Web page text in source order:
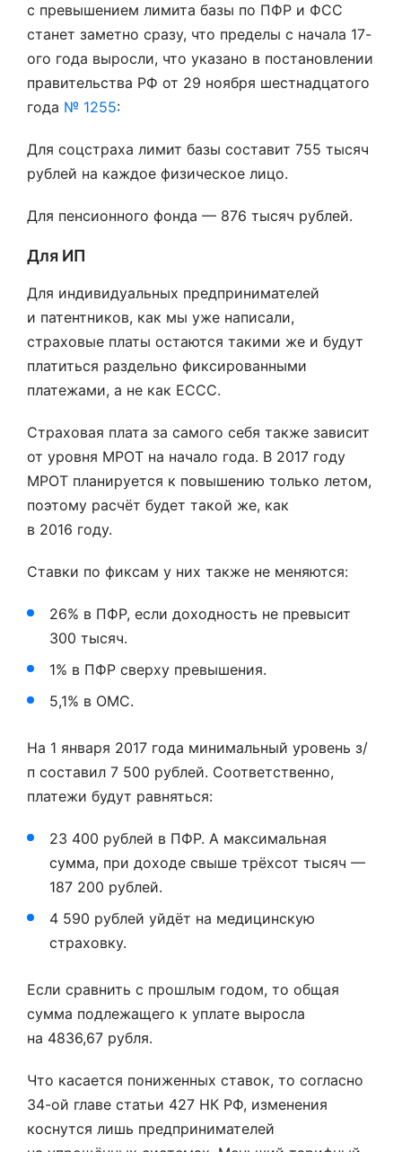
с превышением лимита базы по ПФР и ФСС
станет заметно сразу, что пределы с начала 17-
ого года выросли, что указано в постановлении
правительства РФ от 29 ноября шестнадцатого
года № 1255:
Для соцстраха лимит базы составит 755 тысяч
рублей на каждое физическое лицо.
Для пенсионного фонда — 876 тысяч рублей.
Для ИП
Для индивидуальных предпринимателей
и патентников, как мы уже написали,
страховые платы остаются такими же и будут
платиться раздельно фиксированными
платежами, а не как ЕССС.
Страховая плата за самого себя также зависит
от уровня МРОТ на начало года. В 2017 году
МРОТ планируется к повышению только летом,
поэтому расчёт будет такой же, как
в 2016 году.
Ставки по фиксам у них также не меняются:
26% в ПФР, если доходность не превысит
300 тысяч.
1% в ПФР сверху превышения.
5,1% в ОМС.
На 1 января 2017 года минимальный уровень з/
п составил 7 500 рублей. Соответственно,
платежи будут равняться:
23 400 рублей в ПФР. А максимальная
сумма, при доходе свыше трёхсот тысяч —
187 200 рублей.
4 590 рублей уйдёт на медицинскую
страховку.
Если сравнить с прошлым годом, то общая
сумма подлежащего к уплате выросла
на 4836,67 рубля.
Что касается пониженных ставок, то согласно
34-ой главе статьи 427 НК РФ, изменения
коснутся лишь предпринимателей